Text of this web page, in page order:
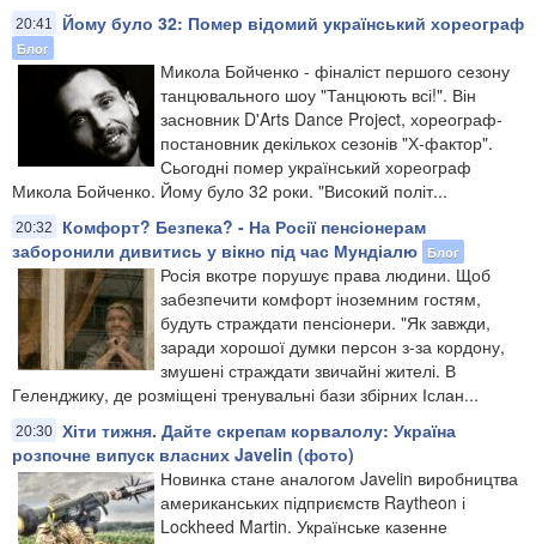
20:41 Йому було 32: Помер відомий український хореограф
Блог
Микола Бойченко - фіналіст першого сезону
танцювального шоу "Танцюють всі!". Він
засновник D'Arts Dance Project, хореограф-
постановник декількох сезонів "Х-фактор".
Сьогодні помер український хореограф
Микола Бойченко. Йому було 32 роки. "Високий політ...
20:32
Комфорт? Безпека? - На Росії пенсіонерам
заборонили дивитись у вікно під час Мундіалю Блог
Росія вкотре порушує права людини. Щоб
забезпечити комфорт іноземним гостям,
будуть страждати пенсіонери. "Як завжди,
заради хорошої думки персон з-за кордону,
змушені страждати звичайні жителі. В
Геленджику, де розміщені тренувальні бази збірних Іслан...
20:30 Хіти тижня. Дайте скрепам корвалолу: Україна
розпочне випуск власних Javelin (фото)
Новинка стане аналогом Javelin виробництва
американських підприємств Raytheon і
Lockheed Martin. Українське казенне